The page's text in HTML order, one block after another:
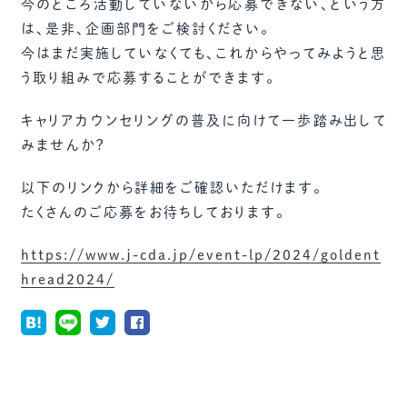
今のところ活動していないから応募できない、という方
は、是非、企画部門をご検討ください。
今はまだ実施していなくても、これからやってみようと思
う取り組みで応募することができます。
キャリアカウンセリングの普及に向けて一歩踏み出して
みませんか？
以下のリンクから詳細をご確認いただけます。
たくさんのご応募をお待ちしております。
https://www.j-cda.jp/event-lp/2024/goldent
hread2024/